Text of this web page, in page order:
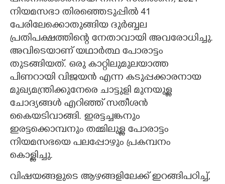
നിയമസഭാ തിരഞ്ഞെടുപ്പിൽ 41
പേരിലേക്കൊതുങ്ങിയ ദുർബ്ബല
പ്രതിപക്ഷത്തിന്റെ നേതാവായി അവരോധിച്ചു.
അവിടെയാണ് യഥാർത്ഥ പോരാട്ടം
തുടങ്ങിയത്. ഒരു കാറ്റിലുമുലയാത്ത
പിണറായി വിജയൻ എന്ന കടുപ്പക്കാരനായ
മുഖ്യമന്ത്രിക്കുനേരെ ചാട്ടുളി മുനയുള്ള
ചോദ്യങ്ങൾ എറിഞ്ഞ് സതീശൻ
കൈയടിവാങ്ങി. ഇരട്ടച്ചങ്കനും
ഇരട്ടക്കൊമ്പനും തമ്മിലുള്ള പോരാട്ടം
നിയമസഭയെ പലപ്പോഴും പ്രകമ്പനം
കൊള്ളിച്ചു.
വിഷയങ്ങളുടെ ആഴങ്ങളിലേക്ക് ഇറങ്ങിപഠിച്ച്,